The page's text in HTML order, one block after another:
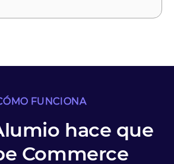
FUNCIONA
hace que
Commerce